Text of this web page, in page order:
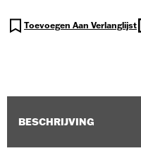
Toevoegen Aan Verlanglijst
BESCHRIJVING